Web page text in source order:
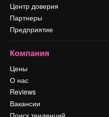
Центр доверия
Партнеры
Предприятие
Компания
Цены
О нас
Reviews
Вакансии
Поиск тенденций